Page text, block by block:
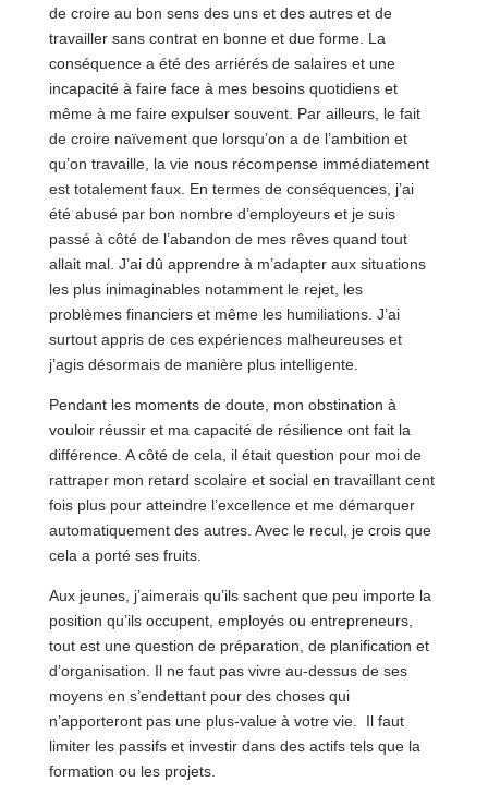
de croire au bon sens des uns et des autres et de
travailler sans contrat en bonne et due forme. La
conséquence a été des arriérés de salaires et une
incapacité à faire face à mes besoins quotidiens et
même à me faire expulser souvent. Par ailleurs, le fait
de croire naïvement que lorsqu’on a de l’ambition et
qu’on travaille, la vie nous récompense immédiatement
est totalement faux. En termes de conséquences, j’ai
été abusé par bon nombre d’employeurs et je suis
passé à côté de l’abandon de mes rêves quand tout
allait mal. J’ai dû apprendre à m’adapter aux situations
les plus inimaginables notamment le rejet, les
problèmes financiers et même les humiliations. J’ai
surtout appris de ces expériences malheureuses et
j’agis désormais de manière plus intelligente.
Pendant les moments de doute, mon obstination à
vouloir réussir et ma capacité de résilience ont fait la
différence. A côté de cela, il était question pour moi de
rattraper mon retard scolaire et social en travaillant cent
fois plus pour atteindre l’excellence et me démarquer
automatiquement des autres. Avec le recul, je crois que
cela a porté ses fruits.
Aux jeunes, j’aimerais qu’ils sachent que peu importe la
position qu’ils occupent, employés ou entrepreneurs,
tout est une question de préparation, de planification et
d’organisation. Il ne faut pas vivre au-dessus de ses
moyens en s’endettant pour des choses qui
n’apporteront pas une plus-value à votre vie. Il faut
limiter les passifs et investir dans des actifs tels que la
formation ou les projets.